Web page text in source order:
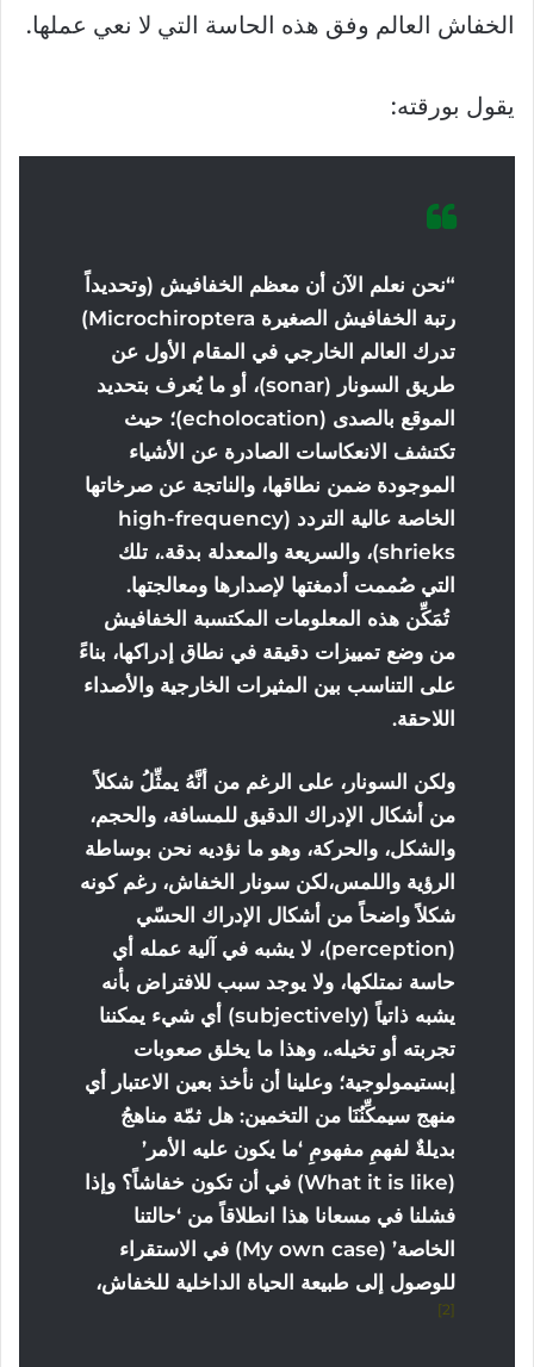
الخفاش العالم وفق هذه الحاسة التي لا نعي عملها.
يقول بورقته:
“نحن نعلم الآن أن معظم الخفافيش (وتحديداً
رتبة الخفافيش الصغيرة Microchiroptera)
تدرك العالم الخارجي في المقام الأول عن
طريق السونار (sonar)، أو ما يُعرف بتحديد
الموقع بالصدى (echolocation)؛ حيث
تكتشف الانعكاسات الصادرة عن الأشياء
الموجودة ضمن نطاقها، والناتجة عن صرخاتها
الخاصة عالية التردد (high-frequency
shrieks)، والسريعة والمعدلة بدقة.، تلك
التي صُممت أدمغتها لإصدارها ومعالجتها.
تُمَكِّن هذه المعلومات المكتسبة الخفافيش
من وضع تمييزات دقيقة في نطاق إدراكها، بناءً
على التناسب بين المثيرات الخارجية والأصداء
اللاحقة.
ولكن السونار، على الرغم من أنَّهُ يمثِّلُ شكلاً
من أشكال الإدراك الدقيق للمسافة، والحجم،
والشكل، والحركة، وهو ما نؤديه نحن بوساطة
الرؤية واللمس،لكن سونار الخفاش، رغم كونه
شكلاً واضحاً من أشكال الإدراك الحسّي
(perception)، لا يشبه في آلية عمله أي
حاسة نمتلكها، ولا يوجد سبب للافتراض بأنه
يشبه ذاتياً (subjectively) أي شيء يمكننا
تجربته أو تخيله.، وهذا ما يخلق صعوبات
إبستيمولوجية؛ وعلينا أن نأخذ بعين الاعتبار أي
منهج سيمكِّنُنَا من التخمين: هل ثمّة مناهجُ
بديلةٌ لفهمِ مفهومِ ‘ما يكون عليه الأمر’
(What it is like) في أن تكون خفاشاً؟ وإذا
فشلنا في مسعانا هذا انطلاقاً من ‘حالتنا
الخاصة’ (My own case) في الاستقراء
للوصول إلى طبيعة الحياة الداخلية للخفاش،
2